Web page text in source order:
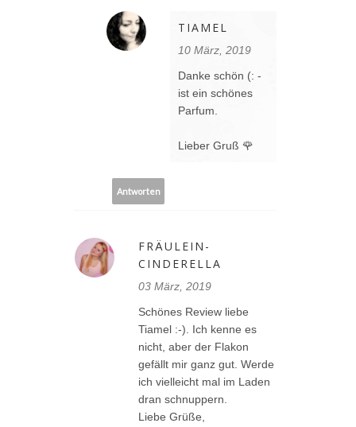
TIAMEL
10 März, 2019
Danke schön (: -
ist ein schönes
Parfum.
Lieber Gruß 🌹
Antworten
FRÄULEIN-
CINDERELLA
03 März, 2019
Schönes Review liebe
Tiamel :-). Ich kenne es
nicht, aber der Flakon
gefällt mir ganz gut. Werde
ich vielleicht mal im Laden
dran schnuppern.
Liebe Grüße,